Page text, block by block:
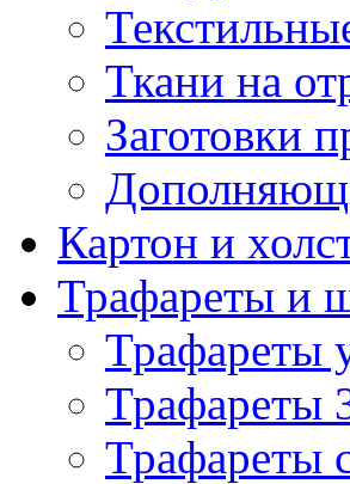
Ткани на
Заготовки
Картон и
Трафареты и
Трафареты
Трафареты
Трафареты